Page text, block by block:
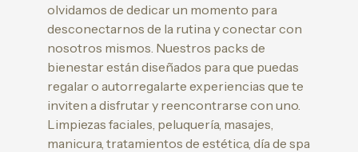
olvidamos de dedicar un momento para
desconectarnos de la rutina y conectar con
nosotros mismos. Nuestros packs de
bienestar están diseñados para que puedas
regalar o autorregalarte experiencias que te
inviten a disfrutar y reencontrarse con uno.
Limpiezas faciales, peluquería, masajes,
manicura, tratamientos de estética, día de spa